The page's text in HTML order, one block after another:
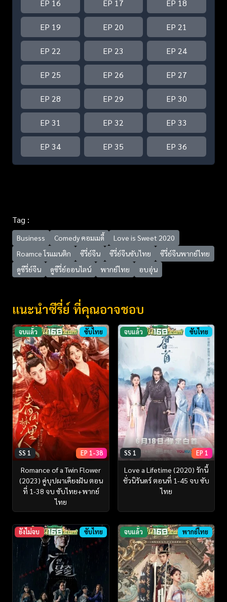
EP 16 EP 17 EP 18
EP 19 EP 20 EP 21
EP 22 EP 23 EP 24
EP 25 EP 26 EP 27
EP 28 EP 29 EP 30
EP 31 EP 32 EP 33
EP 34 EP 35 EP 36
Tag :
Business Comedy คอมเมดี้
Love is Sweet 2020
Roamce โรแมนติก
ซีรี่ย์จีน ซีรี่ย์จีนซับไทย
ซีรี่ย์จีนพากย์ไทย
ดูซีรี่ย์จีน
ดูซีรี่ย์ออนไลน์ พากย์ไทย อบอุ่น
แนะนำซีรี่ย์ ที่คุณอาจชอบ
จบแล้ว ซับไทย
SS 1 EP 1-38
Romance of a Twin Flower
(2023) คู่บุปผาเคียงฝัน ตอน
ที่ 1-38 จบ ซับไทย+พากย์
ไทย
จบแล้ว ซับไทย
SS 1 EP 1
Love a Lifetime (2020) รักนี้
ชั่วนิรันดร์ ตอนที่ 1-45 จบ ซับ
ไทย
ยังไม่จบ ซับไทย จบแล้ว พากย์ไทย